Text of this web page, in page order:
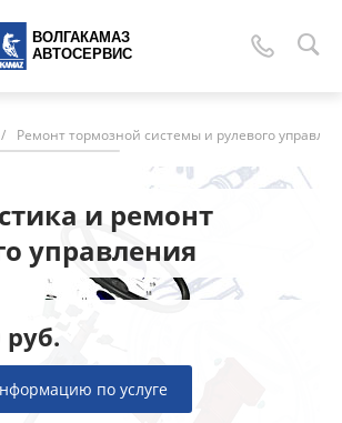
ВОЛГАКАМАЗ
АВТОСЕРВИС
/ Ремонт тормозной системы и рулевого
и ремонт
управления
руб.
по услуге